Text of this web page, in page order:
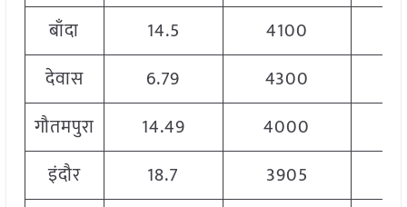
बाँदा 14.5 4100
देवास
6.79 4300
गौतमपुरा
14.49 4000
इंदौर
18.7 3905